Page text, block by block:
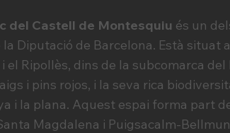
del Castell de Montesquiu és un
la Diputació de Barcelona. Està
i el Ripollès, dins de la subcomarca
i pins rojos, i la seva rica
i la plana. Aquest espai forma part
Magdalena i Puigsacalm-